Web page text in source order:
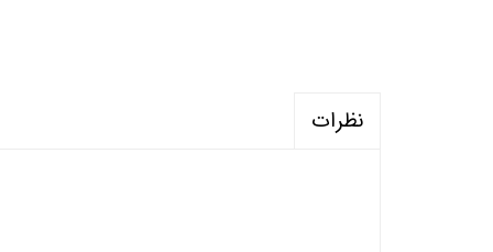
نظرات